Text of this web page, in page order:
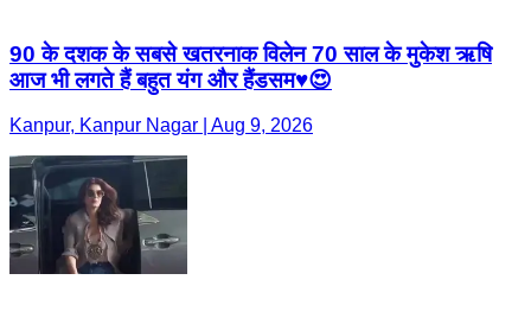
90 के दशक के सबसे खतरनाक विलेन 70 साल के मुकेश ऋषि
आज भी लगते हैं बहुत यंग और हैंडसम♥️😍
Kanpur, Kanpur Nagar | Aug 9, 2026